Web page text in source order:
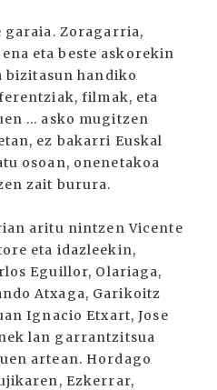
garaia. Zoragarria,
eta beste askorekin
bizitasun handiko
filmak, eta
... asko mugitzen
ez bakarri Euskal
osoan, onenetakoa
zait burura.
aritu nintzen Vicente
eta idazleekin,
Eguillor, Olariaga,
Atxaga, Garikoitz
Ignacio Etxart, Jose
lan garrantzitsua
artean. Hordago
Ezkerrar,